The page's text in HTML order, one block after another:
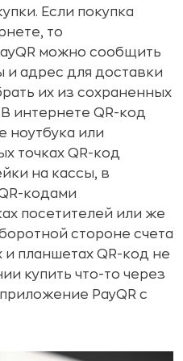
Если покупка
то
можно сообщить
и адрес для доставки
их из сохраненных
интернете QR-код
ноутбука или
точках QR-код
на кассы, в
кодами
посетителей или же
стороне счета
и планшетах QR-код не
купить что-то через
PayQR с